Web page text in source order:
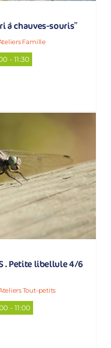
à chauves-souris”
Famille
- 11:30
. Petite libellule 4/6
Tout-petits
- 11:00